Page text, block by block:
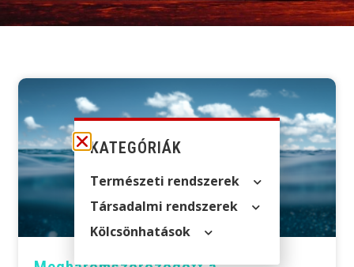
KATEGÓRIÁK
Természeti rendszerek
Társadalmi rendszerek
Kölcsön­hatások